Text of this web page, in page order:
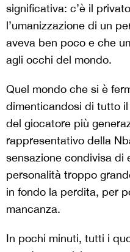
significativa: c’è il
l’umanizzazione di un
aveva ben poco e che
agli occhi del mondo.
Quel mondo che si è
dimenticandosi di tutto
del giocatore più
rappresentativo della
sensazione condivisa di
personalità troppo
in fondo la perdita, per
mancanza.
In pochi minuti, tutti i